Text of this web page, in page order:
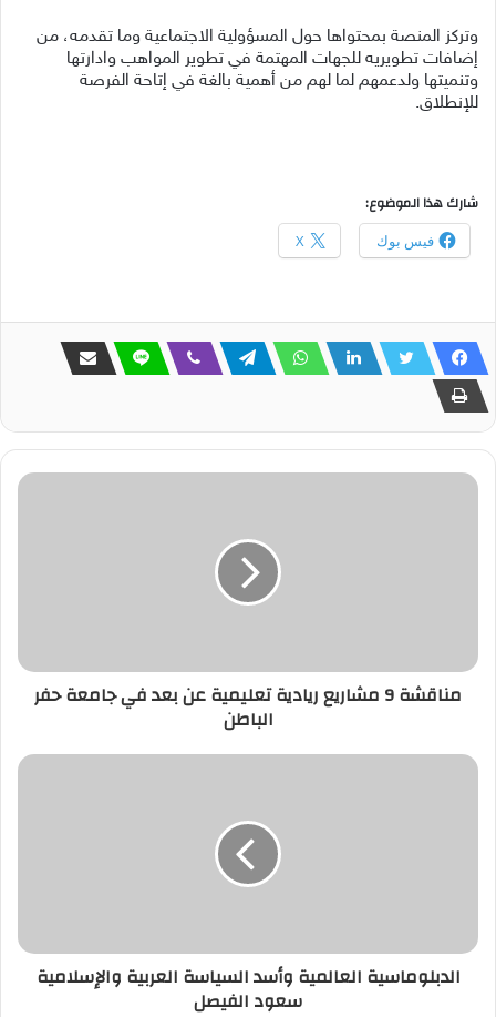
وتركز المنصة بمحتواها حول المسؤولية الاجتماعية وما تقدمه، من
إضافات تطويريه للجهات المهتمة في تطوير المواهب وادارتها
وتنميتها ولدعمهم لما لهم من أهمية بالغة في إتاحة الفرصة
للإنطلاق.
شارك هذا الموضوع:
فيس بوك X
مناقشة 9 مشاريع ريادية تعليمية عن بعد في جامعة حفر
الباطن
الدبلوماسية العالمية وأسد السياسة العربية والإسلامية
سعود الفيصل